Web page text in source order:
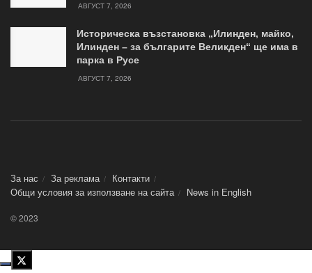
АВГУСТ 7, 2026
Историческа възстановка „Илинден, майко,
Илинден – за българите Великден“ ще има в
парка в Русе
АВГУСТ 7, 2026
За нас За реклама
Контакти
Общи условия за използване на сайта
News in Еnglish
© 2023